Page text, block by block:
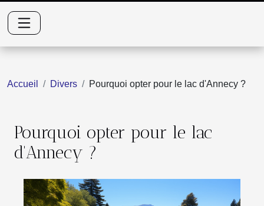
Accueil Divers Pourquoi opter pour le lac d'Annecy ?
Pourquoi opter pour le lac
d'Annecy ?